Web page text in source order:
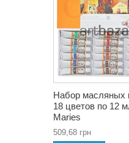
Набор масляных
18 цветов по 12
Maries
509,68 грн